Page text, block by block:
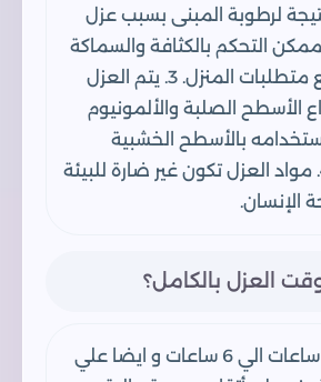
نتيجة لرطوبة المبنى بسبب عزل
من الممكن التحكم بالكثافة والسماكة
التي تتناسب مع متطلبات المنزل. 3. يتم العزل
الصلبة والألمونيوم
بالأسطح الخشبية
والبلاستيكية. 4. مواد العزل تكون غير ضارة للبيئة
الإنسان.
العزل بالكامل؟
يستغرق من 3 ساعات الي 6 ساعات و ايضا علي